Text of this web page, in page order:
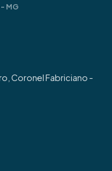
- MG
Coronel Fabriciano -